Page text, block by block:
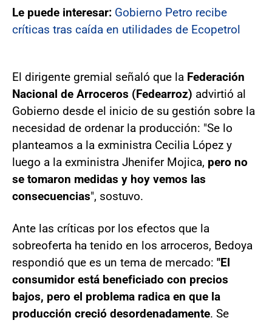
Le puede interesar: Gobierno Petro recibe
críticas tras caída en utilidades de Ecopetrol
El dirigente gremial señaló que la Federación
Nacional de Arroceros (Fedearroz) advirtió al
Gobierno desde el inicio de su gestión sobre la
necesidad de ordenar la producción: "Se lo
planteamos a la exministra Cecilia López y
luego a la exministra Jhenifer Mojica, pero no
se tomaron medidas y hoy vemos las
consecuencias", sostuvo.
Ante las críticas por los efectos que la
sobreoferta ha tenido en los arroceros, Bedoya
respondió que es un tema de mercado: "El
consumidor está beneficiado con precios
bajos, pero el problema radica en que la
producción creció desordenadamente. Se